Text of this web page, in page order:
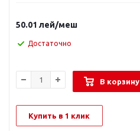
50.01 лей/меш
Достаточно
В корзину
Купить в 1 клик